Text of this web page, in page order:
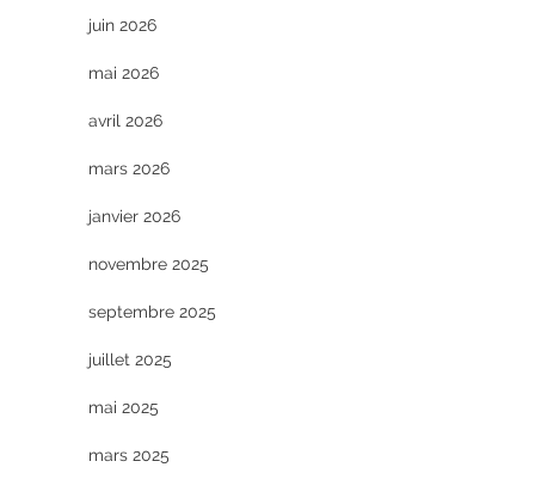
juin 2026
mai 2026
avril 2026
mars 2026
janvier 2026
novembre 2025
septembre 2025
juillet 2025
mai 2025
mars 2025